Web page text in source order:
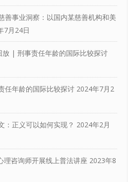
善事业洞察：以国内某慈善机构和美
7月24日
放 | 刑事责任年龄的国际比较探讨
任年龄的国际比较探讨 2024年7月2
正义可以如何实现？ 2024年2月
理咨询师开展线上普法讲座 2023年8